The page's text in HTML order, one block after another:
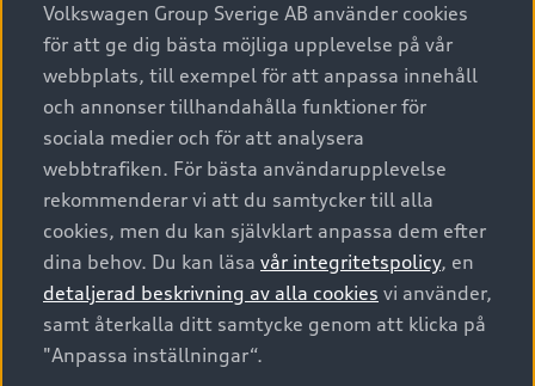
A6 modellerna
SUV
Avant
Audi Sport
Privatleasing
Nya bilar i lager
Begagnade bilar i lager
Audi approved :plus - så gott som nya
Finansiering
Audi exclusive
Provkörning
Service & tillbehör
Audi digital services
Originaltillbehör - köp online
Garantier
Försäkring
Digitala manualer för din Audi
Audi Collection – livsstilsartiklar
Vanliga frågor
Tjänstebil
Tjänstebil
Business lease online
Företagsleasing
Om Audi Sverige
Kontakta oss
Audi Återförsäljare/-serviceverkstad
myAudi
Pressmeddelanden
© 2026 AUDI SVERIGE. All Rights Reserved.
Utgivare Juridiskt
Juridiskt Audi AG
Juridiskt Audi Digital Giveaway
Volkswagen Group Sverige AB använder cookies
för att ge dig bästa möjliga upplevelse på vår
webbplats, till exempel för att anpassa innehåll
och annonser tillhandahålla funktioner för
sociala medier och för att analysera
webbtrafiken. För bästa användarupplevelse
rekommenderar vi att du samtycker till alla
cookies, men du kan självklart anpassa dem efter
dina behov. Du kan läsa vår integritetspolicy, en
detaljerad beskrivning av alla cookies vi använder,
samt återkalla ditt samtycke genom att klicka på
"Anpassa inställningar“.